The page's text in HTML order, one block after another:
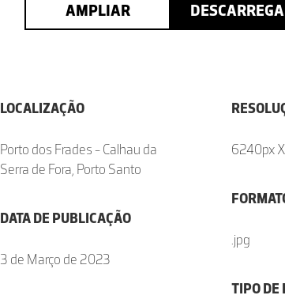
AMPLIAR
LOCALIZAÇÃO
Porto dos Frades - Calhau da
Serra de Fora, Porto Santo
DATA DE PUBLICAÇÃO
3 de Março de 2023
6240px
.jpg
TIPO DE